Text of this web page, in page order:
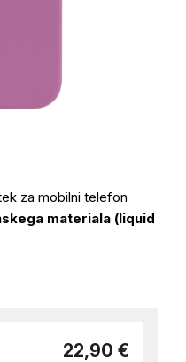
za mobilni telefon
materiala (liquid
22,90 €